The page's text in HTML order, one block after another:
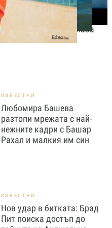
9 неща, които състаряват
жената след 35 години –
без дори да ги осъзнава
ИЗВЕСТНИ
Любомира Башева
разтопи мрежата с най-
нежните кадри с Башар
Рахал и малкия им син
ИЗВЕСТНИ
Нов удар в битката: Брад
Пит поиска достъп до